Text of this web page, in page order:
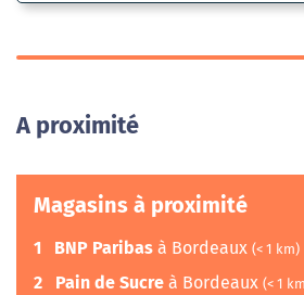
A proximité
Magasins à proximité
1 BNP Paribas à Bordeaux (< 1 km)
2 Pain de Sucre à Bordeaux (< 1